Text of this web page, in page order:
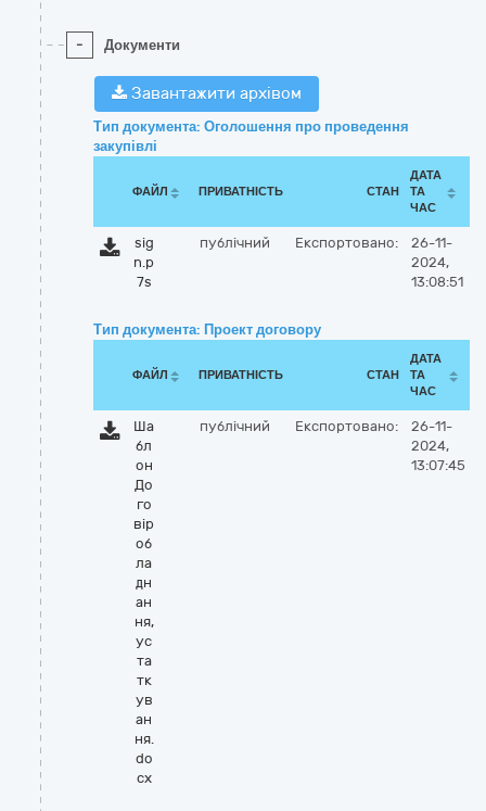
- Документи
Завантажити архівом
Тип документа: Оголошення про проведення
закупівлі
ФАЙЛ ПРИВАТНІСТЬ СТАН
ДАТА
ТА
ЧАС
sig
n.p
7s
публічний Експортовано:
26-11-
2024,
13:08:51
Тип документа: Проект договору
ФАЙЛ ПРИВАТНІСТЬ СТАН
ДАТА
ТА
ЧАС
Ша
бл
он
До
го
вір
об
ла
дн
ан
ня,
ус
та
тк
ув
ан
ня.
do
cx
публічний Експортовано:
26-11-
2024,
13:07:45